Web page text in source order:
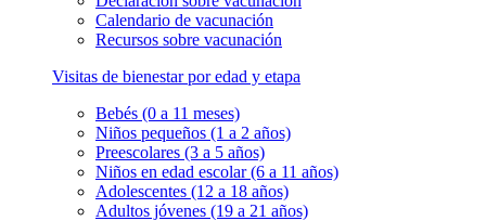
Calendario de vacunación
Recursos sobre vacunación
Visitas de bienestar por edad y etapa
Bebés (0 a 11 meses)
Niños pequeños (1 a 2 años)
Preescolares (3 a 5 años)
Niños en edad escolar (6 a 11 años)
Adolescentes (12 a 18 años)
Adultos jóvenes (19 a 21 años)